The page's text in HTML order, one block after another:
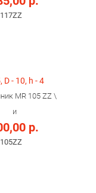
D - 10, h - 4
MR 105 ZZ \
и
р.